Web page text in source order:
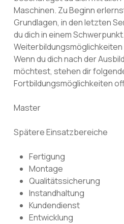
Maschinen. Zu Beginn
Grundlagen, in den letzten
du dich in einem Schwerpunkt.
Weiterbildungsmöglichkeiten
Wenn du dich nach der
möchtest, stehen dir
Fortbildungsmöglichkeiten
Master
Spätere Einsatzbereiche
Fertigung
Montage
Qualitätssicherung
Instandhaltung
Kundendienst
Entwicklung